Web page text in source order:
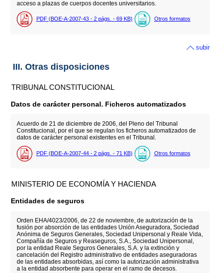
acceso a plazas de cuerpos docentes universitarios.
PDF (BOE-A-2007-43 - 2 págs. - 69 KB) Otros formatos
subir
III. Otras disposiciones
TRIBUNAL CONSTITUCIONAL
Datos de carácter personal. Ficheros automatizados
Acuerdo de 21 de diciembre de 2006, del Pleno del Tribunal
Constitucional, por el que se regulan los ficheros automatizados de
datos de carácter personal existentes en el Tribunal.
PDF (BOE-A-2007-44 - 2 págs. - 71 KB) Otros formatos
MINISTERIO DE ECONOMÍA Y HACIENDA
Entidades de seguros
Orden EHA/4023/2006, de 22 de noviembre, de autorización de la
fusión por absorción de las entidades Unión Aseguradora, Sociedad
Anónima de Seguros Generales, Sociedad Unipersonal y Reale Vida,
Compañía de Seguros y Reaseguros, S.A., Sociedad Unipersonal,
por la entidad Reale Seguros Generales, S.A. y la extinción y
cancelación del Registro administrativo de entidades aseguradoras
de las entidades absorbidas, así como la autorización administrativa
a la entidad absorbente para operar en el ramo de decesos.